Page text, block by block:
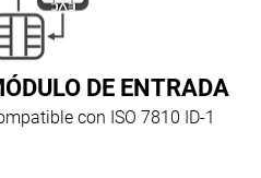
DE ENTRADA
con ISO 7810 ID-1